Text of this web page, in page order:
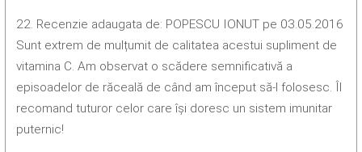
22. Recenzie adaugata de: POPESCU IONUT pe 03.05.2016
Sunt extrem de mulțumit de calitatea acestui supliment de
vitamina C. Am observat o scădere semnificativă a
episoadelor de răceală de când am început să-l folosesc. Îl
recomand tuturor celor care își doresc un sistem imunitar
puternic!